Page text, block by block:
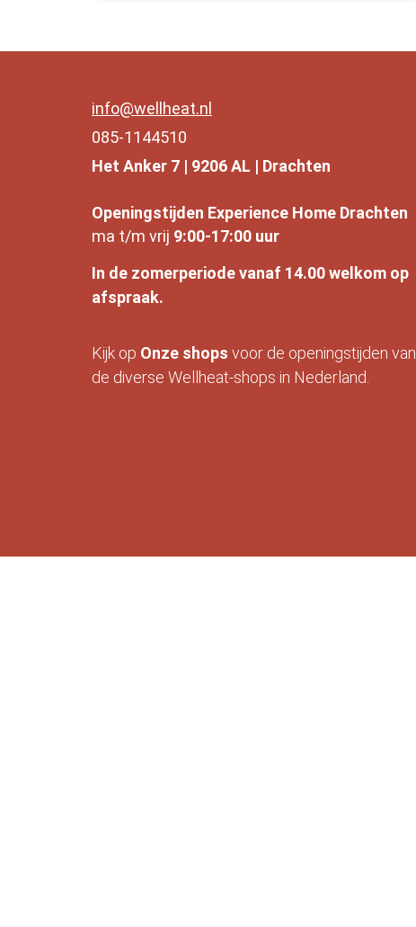
info@wellheat.nl
085-1144510
Het Anker 7 | 9206 AL | Drachten
Openingstijden Experience Home Drachten
ma t/m vrij 9:00-17:00 uur
In de zomerperiode vanaf 14.00 welkom op
afspraak.
Kijk op Onze shops voor de openingstijden van
de diverse Wellheat-shops in Nederland.